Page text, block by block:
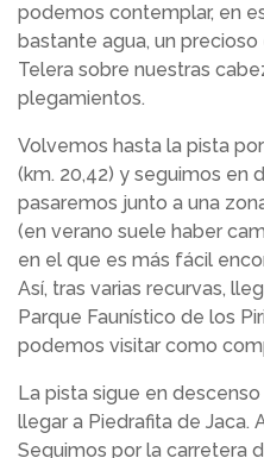
podemos contemplar, en
bastante agua, un
Telera sobre nuestras
plegamientos.
Volvemos hasta la pista
(km. 20,42) y seguimos en
pasaremos junto a una
(en verano suele haber
en el que es más fácil
Así, tras varias recurvas,
Parque Faunístico de los
podemos visitar como
La pista sigue en
llegar a Piedrafita de Jaca.
Seguimos por la carretera